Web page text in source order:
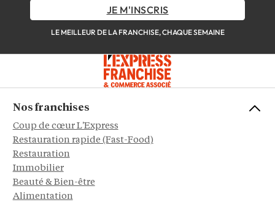
JE M'INSCRIS
LE MEILLEUR DE LA FRANCHISE, CHAQUE SEMAINE
Nos franchises
Coup de cœur L'Express
Restauration rapide (Fast-Food)
Restauration
Immobilier
Beauté & Bien-être
Alimentation